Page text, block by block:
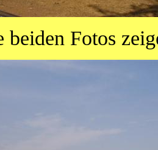
beiden Fotos